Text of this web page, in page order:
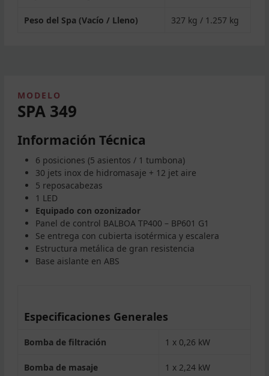
Peso del Spa (Vacío / Lleno) 327 kg / 1.257 kg
MODELO
SPA 349
Información Técnica
6 posiciones (5 asientos / 1 tumbona)
30 jets inox de hidromasaje + 12 jet aire
5 reposacabezas
1 LED
Equipado con ozonizador
Panel de control BALBOA TP400 – BP601 G1
Se entrega con cubierta isotérmica y escalera
Estructura metálica de gran resistencia
Base aislante en ABS
Especificaciones Generales
Bomba de filtración 1 x 0,26 kW
Bomba de masaje 1 x 2,24 kW